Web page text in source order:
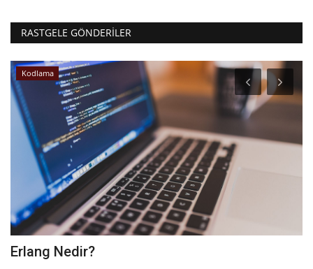
RASTGELE GÖNDERILER
Kodlama
Erlang Nedir?